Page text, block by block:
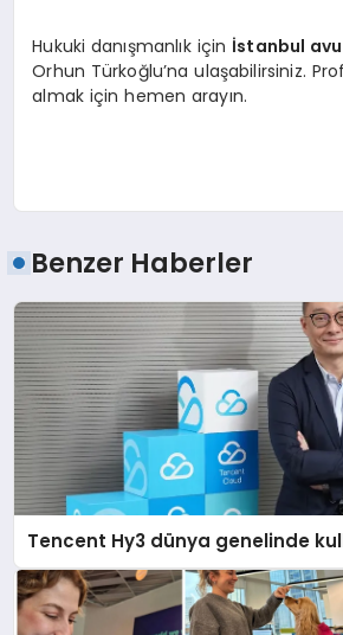
Hukuki danışmanlık için İstanbul
Orhun Türkoğlu’na ulaşabilirsiniz.
almak için hemen arayın.
Benzer Haberler
Tencent Hy3 dünya genelinde